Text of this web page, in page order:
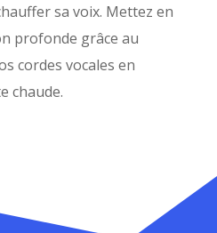
sa voix. Mettez en
profonde grâce au
cordes vocales en
chaude.